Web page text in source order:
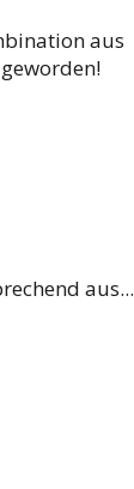
aus
aus...